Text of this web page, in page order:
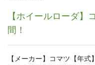
【ホイールローダ】
間！
【メーカー】コマツ【年